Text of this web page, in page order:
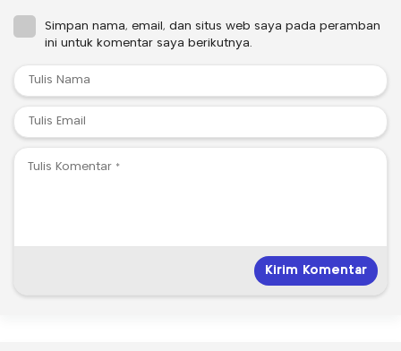
Simpan nama, email, dan situs web saya pada peramban
ini untuk komentar saya berikutnya.